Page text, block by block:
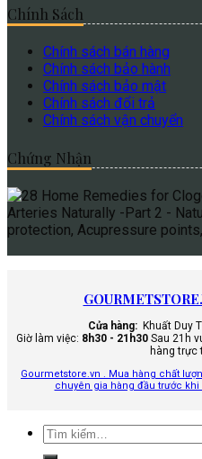
Chính Sách
Chính sách bán hàng
Chính sách bảo hành
Chính sách bảo mật
Chính sách đổi trả
Chính sách vận chuyển
Chứng Nhận
Cửa hàng: Khuất Duy
Giờ làm việc: 8h30 - 21h30Sau 21h
hàng trực
Gourmetstore.vn . Mua hàng chất
chuyên gia hàng đầu trước
Tìm
kiếm: